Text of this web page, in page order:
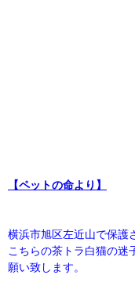
【ペットの命より】
横浜市旭区左近山で保護
こちらの茶トラ白猫の迷
願い致します。